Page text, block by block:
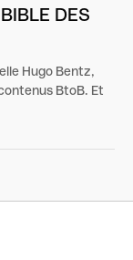
DES
Hugo Bentz,
BtoB. Et